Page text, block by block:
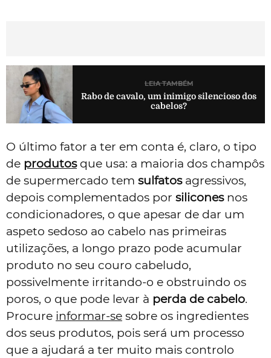
LEIA TAMBÉM
Rabo de cavalo, um inimigo silencioso dos
cabelos?
O último fator a ter em conta é, claro, o tipo
de produtosque usa: a maioria dos champôs
de supermercado tem sulfatosagressivos,
depois complementados por siliconesnos
condicionadores, o que apesar de dar um
aspeto sedoso ao cabelo nas primeiras
utilizações, a longo prazo pode acumular
produto no seu couro cabeludo,
possivelmente irritando-o e obstruindo os
poros, o que pode levar à perda de cabelo.
Procure informar-se sobre os ingredientes
dos seus produtos, pois será um processo
que a ajudará a ter muito mais controlo